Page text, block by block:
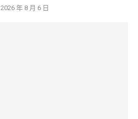
2026 年 8 月 6 日